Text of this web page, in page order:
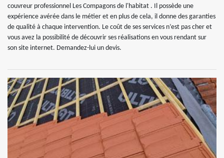
couvreur professionnel Les Compagons de l'habitat . Il possède une
expérience avérée dans le métier et en plus de cela, il donne des garanties
de qualité à chaque intervention. Le coût de ses services n’est pas cher et
vous avez la possibilité de découvrir ses réalisations en vous rendant sur
son site internet. Demandez-lui un devis.